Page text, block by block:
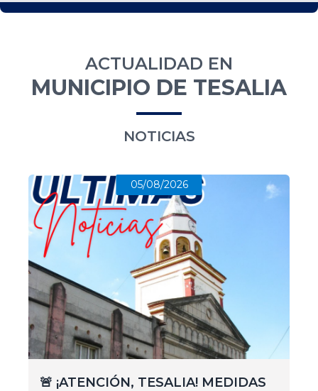
ACTUALIDAD EN
MUNICIPIO DE TESALIA
NOTICIAS
05/08/2026
🚨 ¡ATENCIÓN, TESALIA! MEDIDAS